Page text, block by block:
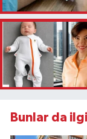
Bunlar da